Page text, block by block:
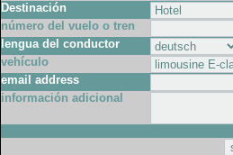
Destinación
número del vuelo o tren
lengua del conductor
vehículo
email address
información adicional